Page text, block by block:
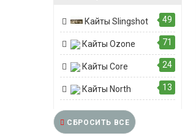
Кайты Slingshot 49
Кайты Ozone 71
Кайты Core 24
Кайты North 13
СБРОСИТЬ ВСЕ